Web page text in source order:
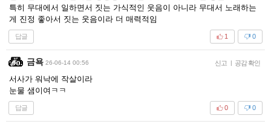
특히 무대에서 일하면서 짓는 가식적인 웃음이 아니라 무대서 노래하는
게 진정 좋아서 짓는 웃음이라 더 매력적임
답글 0
1
금욕 26-06-14 00:56 신고 | 공감 확인
서사가 워낙에 작살이라
눈물 샘이여ㅋㅋ
답글 0
0